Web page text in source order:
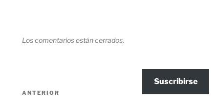
Los comentarios están cerrados.
Navegación
Entrada
ANTERIOR
Suscribirse